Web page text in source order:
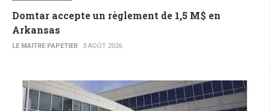
Domtar accepte un règlement de 1,5 M$ en
Arkansas
LE MAITRE PAPETIER 3 AOÛT 2026